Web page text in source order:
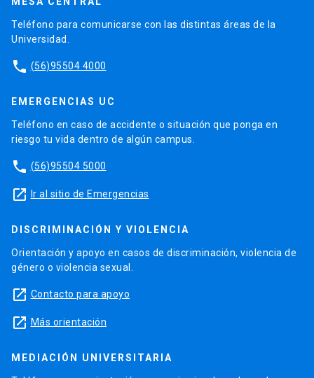
Teléfono para comunicarse con las distintas áreas de la
Universidad.
phone (56)95504 4000
EMERGENCIAS UC
Teléfono en caso de accidente o situación que ponga en
riesgo tu vida dentro de algún campus.
phone (56)95504 5000
launch Ir al sitio de Emergencias
DISCRIMINACIÓN Y VIOLENCIA
Orientación y apoyo en casos de discriminación, violencia de
género o violencia sexual.
launch Contacto para apoyo
launch Más orientación
MEDIACIÓN UNIVERSITARIA